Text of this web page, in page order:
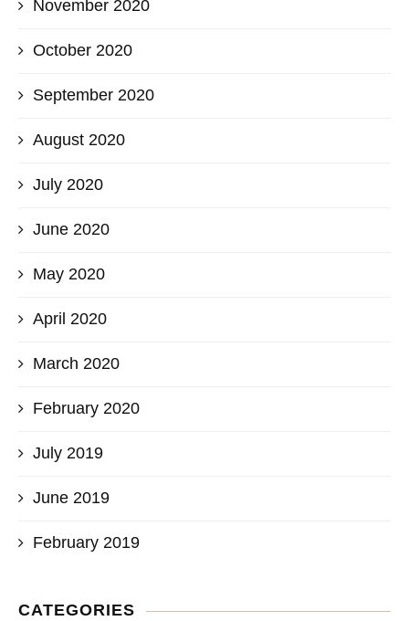
November 2020
October 2020
September 2020
August 2020
July 2020
June 2020
May 2020
April 2020
March 2020
February 2020
July 2019
June 2019
February 2019
CATEGORIES